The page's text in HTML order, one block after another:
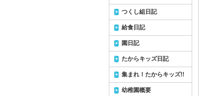
つくし組日記
給食日記
園日記
たからキッズ日記
集まれ！たからキッズ!!
幼稚園概要